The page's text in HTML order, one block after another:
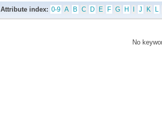
Attribute index: 0-9 A B C D E F G H J K L
No